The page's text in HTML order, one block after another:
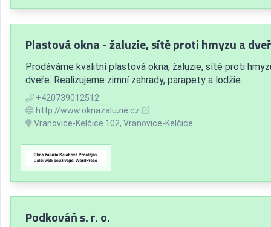
Plastová okna - žaluzie, sítě proti hmyzu a
Prodáváme kvalitní plastová okna, žaluzie, sítě proti
dveře. Realizujeme zimní zahrady, parapety a lodžie.
+420739012512
http://www.oknazaluzie.cz
Vranovice-Kelčice 102, Vranovice-Kelčice
Podkováň s. r. o.